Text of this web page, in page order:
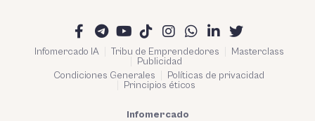
Infomercado IA Tribu de Emprendedores
Masterclass
Publicidad
Condiciones Generales
Políticas de privacidad
Principios éticos
Infomercado